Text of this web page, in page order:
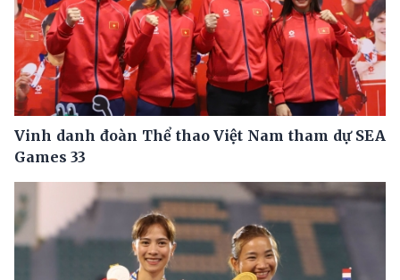
Vinh danh đoàn Thể thao Việt Nam tham dự SEA
Games 33